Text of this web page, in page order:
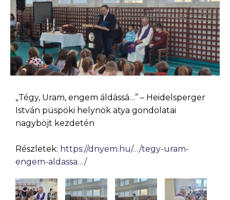
„Tégy, Uram, engem áldássá…” – Heidelsperger
István püspöki helynök atya gondolatai
nagyböjt kezdetén
Részletek: https://dnyem.hu/…/tegy-uram-
engem-aldassa…/